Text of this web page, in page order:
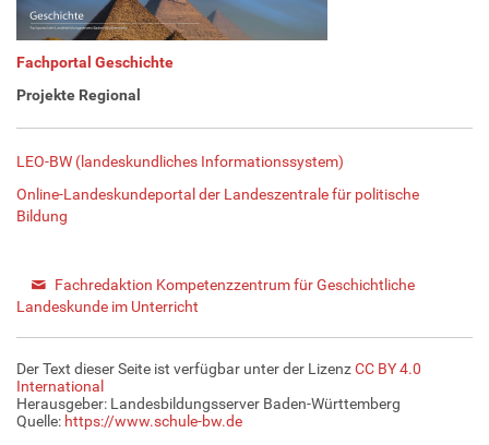
Fachportal Geschichte
Projekte Regional
LEO-BW (landeskundliches Informationssystem)
Online-Landeskundeportal der Landeszentrale für politische
Bildung
Fachredaktion Kompetenzzentrum für Geschichtliche
Landeskunde im Unterricht
Der Text dieser Seite ist verfügbar unter der LizenzCC BY 4.0
International
Herausgeber: Landesbildungsserver Baden-Württemberg
Quelle: https://www.schule-bw.de